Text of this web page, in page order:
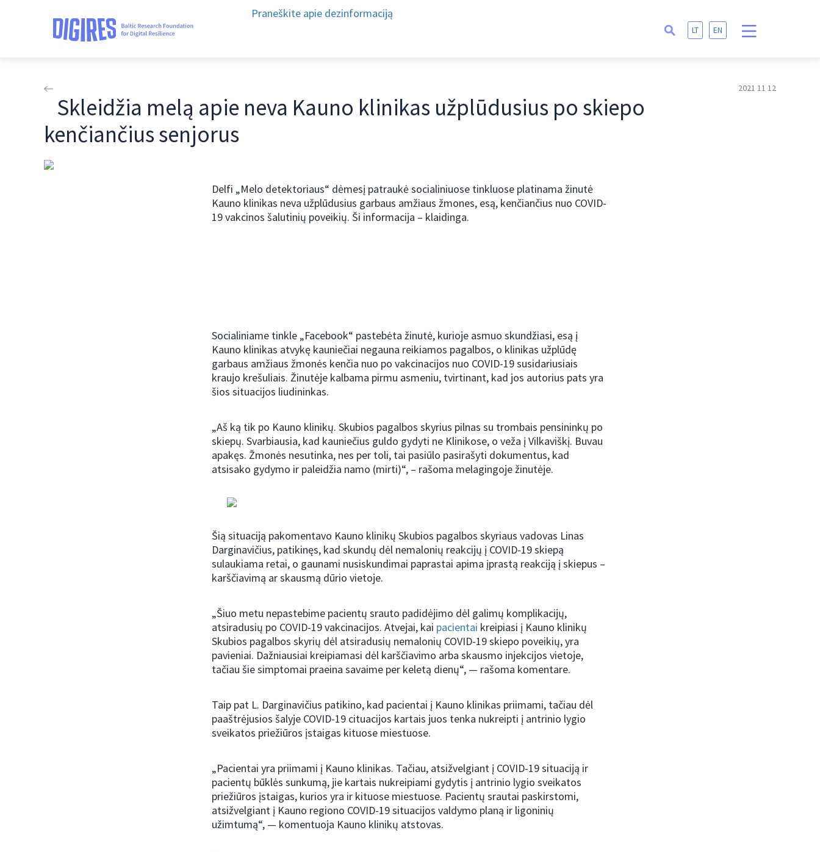
Praneškite apie dezinformaciją
LT EN
2021 11 12
Skleidžia melą apie neva Kauno klinikas užplūdusius po skiepo
kenčiančius senjorus
Delfi „Melo detektoriaus“ dėmesį patraukė socialiniuose tinkluose platinama žinutė
Kauno klinikas neva užplūdusius garbaus amžiaus žmones, esą, kenčiančius nuo COVID-
19 vakcinos šalutinių poveikių. Ši informacija – klaidinga.
Socialiniame tinkle „Facebook“ pastebėta žinutė, kurioje asmuo skundžiasi, esą į
Kauno klinikas atvykę kauniečiai negauna reikiamos pagalbos, o klinikas užplūdę
garbaus amžiaus žmonės kenčia nuo po vakcinacijos nuo COVID-19 susidariusiais
kraujo krešuliais. Žinutėje kalbama pirmu asmeniu, tvirtinant, kad jos autorius pats yra
šios situacijos liudininkas.
„Aš ką tik po Kauno klinikų. Skubios pagalbos skyrius pilnas su trombais pensininkų po
skiepų. Svarbiausia, kad kauniečius guldo gydyti ne Klinikose, o veža į Vilkaviškį. Buvau
apakęs. Žmonės nesutinka, nes per toli, tai pasiūlo pasirašyti dokumentus, kad
atsisako gydymo ir paleidžia namo (mirti)“, – rašoma melagingoje žinutėje.
Šią situaciją pakomentavo Kauno klinikų Skubios pagalbos skyriaus vadovas Linas
Darginavičius, patikinęs, kad skundų dėl nemalonių reakcijų į COVID-19 skiepą
sulaukiama retai, o gaunami nusiskundimai paprastai apima įprastą reakciją į skiepus –
karščiavimą ar skausmą dūrio vietoje.
„Šiuo metu nepastebime pacientų srauto padidėjimo dėl galimų komplikacijų,
atsiradusių po COVID-19 vakcinacijos. Atvejai, kai pacientai kreipiasi į Kauno klinikų
Skubios pagalbos skyrių dėl atsiradusių nemalonių COVID-19 skiepo poveikių, yra
pavieniai. Dažniausiai kreipiamasi dėl karščiavimo arba skausmo injekcijos vietoje,
tačiau šie simptomai praeina savaime per keletą dienų“, — rašoma komentare.
Taip pat L. Darginavičius patikino, kad pacientai į Kauno klinikas priimami, tačiau dėl
paaštrėjusios šalyje COVID-19 cituacijos kartais juos tenka nukreipti į antrinio lygio
sveikatos priežiūros įstaigas kituose miestuose.
„Pacientai yra priimami į Kauno klinikas. Tačiau, atsižvelgiant į COVID-19 situaciją ir
pacientų būklės sunkumą, jie kartais nukreipiami gydytis į antrinio lygio sveikatos
priežiūros įstaigas, kurios yra ir kituose miestuose. Pacientų srautai paskirstomi,
atsižvelgiant į Kauno regiono COVID-19 situacijos valdymo planą ir ligoninių
užimtumą“, — komentuoja Kauno klinikų atstovas.